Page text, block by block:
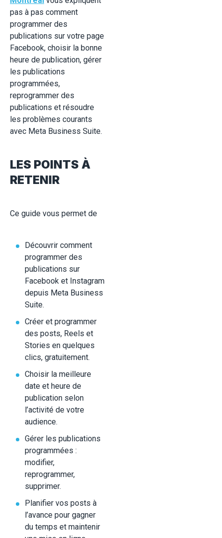
pas à pas comment
programmer des
publications sur votre page
Facebook, choisir la bonne
heure de publication, gérer
les publications
programmées,
reprogrammer des
publications et résoudre
les problèmes courants
avec Meta Business Suite.
LES POINTS À
RETENIR
Ce guide vous permet de
Découvrir comment
programmer des
publications sur
Facebook et Instagram
depuis Meta Business
Suite.
Créer et programmer
des posts, Reels et
Stories en quelques
clics, gratuitement.
Choisir la meilleure
date et heure de
publication selon
l’activité de votre
audience.
Gérer les publications
programmées :
modifier,
reprogrammer,
supprimer.
Planifier vos posts à
l’avance pour gagner
du temps et maintenir